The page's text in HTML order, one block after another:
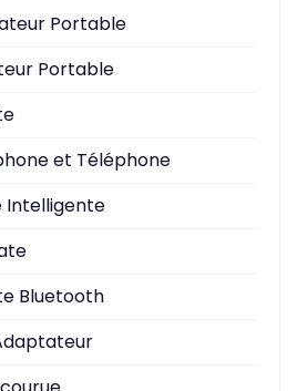
Portable
Portable
et Téléphone
Intelligente
Bluetooth